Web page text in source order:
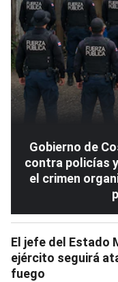
Gobierno de
contra policías
el crimen
El jefe del Estado
ejército seguirá
fuego